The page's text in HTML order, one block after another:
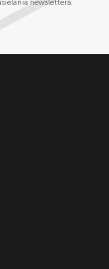
newslettera.